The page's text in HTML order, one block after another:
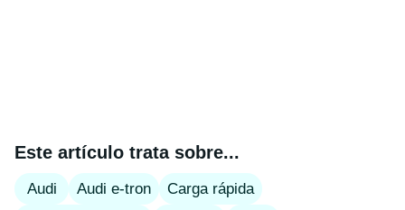
Este artículo trata sobre...
Audi Audi e-tron
Carga rápida